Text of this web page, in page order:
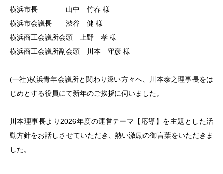
横浜市長 山中 竹春 様
横浜市会議長 渋谷 健 様
横浜商工会議所会頭 上野 孝 様
横浜商工会議所副会頭 川本 守彦 様
(一社)横浜青年会議所と関わり深い方々へ、川本泰之理事長をは
じめとする役員にて新年のご挨拶に伺いました。
川本理事長より2026年度の運営テーマ【応導】を主題とした活
動方針をお話しさせていただき、熱い激励の御言葉をいただきま
した。